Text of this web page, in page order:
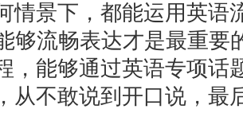
情景下，都能运用英语
够流畅表达才是最重要
，能够通过英语专项话
从不敢说到开口说，最